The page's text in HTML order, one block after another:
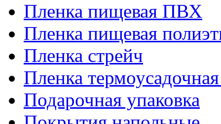
Пленка пищевая ПВХ
Пленка пищевая
Пленка стрейч
Пленка
Подарочная упаковка